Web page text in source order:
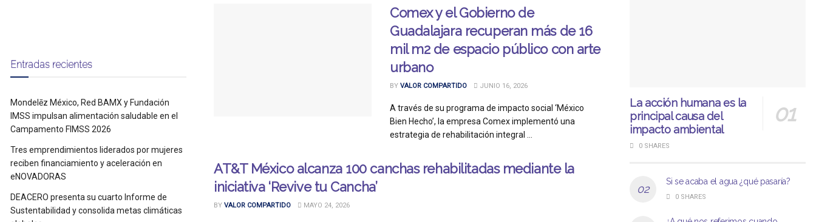
Comex y el Gobierno de
Guadalajara recuperan más de 16
mil m2 de espacio público con arte
urbano
BY VALOR COMPARTIDO JUNIO 16, 2026
A través de su programa de impacto social ‘México
Bien Hecho’, la empresa Comex implementó una
estrategia de rehabilitación integral ...
AT&T México alcanza 100 canchas rehabilitadas mediante la
iniciativa ‘Revive tu Cancha’
BY VALOR COMPARTIDO MAYO 24, 2026
Entradas recientes
Mondelēz México, Red BAMX y Fundación
IMSS impulsan alimentación saludable en el
Campamento FIMSS 2026
Tres emprendimientos liderados por mujeres
reciben financiamiento y aceleración en
eNOVADORAS
DEACERO presenta su cuarto Informe de
Sustentabilidad y consolida metas climáticas
La acción humana es la
principal causa del
impacto ambiental
0 SHARES
Si se acaba el agua ¿qué pasaría?
0 SHARES